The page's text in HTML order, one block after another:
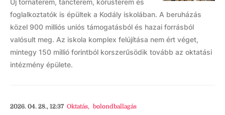
foglalkoztatók is épültek a Kodály iskolában. A beruházás
közel 900 milliós uniós támogatásból és hazai forrásból
valósult meg. Az iskola komplex felújítása nem ért véget,
mintegy 150 millió forintból korszerűsödik tovább az oktatási
intézmény épülete.
2026. 04. 28., 12:37 Oktatás, bolondballagás